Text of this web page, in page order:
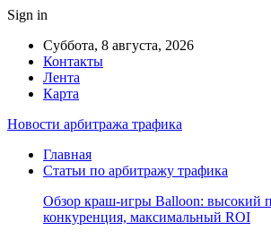
Sign in
Суббота, 8 августа, 2026
Контакты
Лента
Карта
Новости арбитража трафика
Главная
Статьи по арбитражу трафика
Обзор краш-игры Balloon: высокий
конкуренция, максимальный ROI